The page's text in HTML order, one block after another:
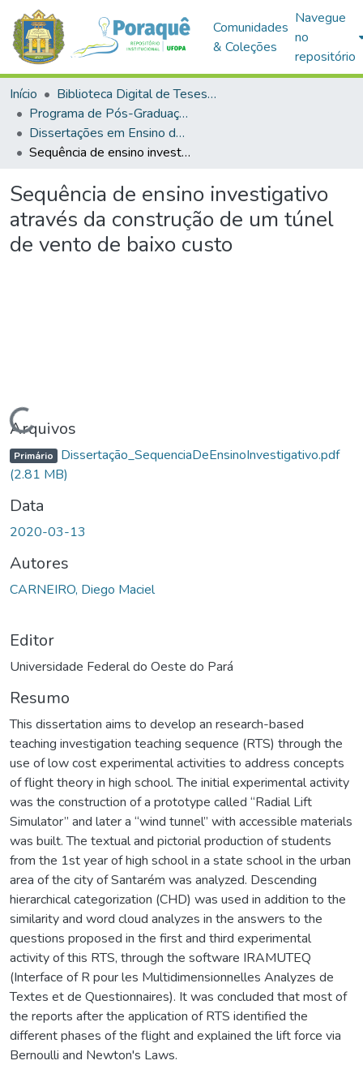
Comunidades
& Coleções
Navegue
no
repositório
Início
Biblioteca Digital de Teses e Dissertações (BDTD)
Programa de Pós-Graduação em Mestrado Nacional Profissional em Ensino de Física (MNPEF)
Dissertações em Ensino de Física (Mestrado Profissional)
Sequência de ensino investigativo através da construção de um túnel de vento de baixo custo
Sequência de ensino investigativo
através da construção de um túnel
de vento de baixo custo
Carregando...
Arquivos
Primário Dissertação_SequenciaDeEnsinoInvestigativo.pdf
(2.81 MB)
Data
2020-03-13
Autores
CARNEIRO, Diego Maciel
Editor
Universidade Federal do Oeste do Pará
Resumo
This dissertation aims to develop an research-based
teaching investigation teaching sequence (RTS) through the
use of low cost experimental activities to address concepts
of flight theory in high school. The initial experimental activity
was the construction of a prototype called “Radial Lift
Simulator” and later a “wind tunnel” with accessible materials
was built. The textual and pictorial production of students
from the 1st year of high school in a state school in the urban
area of the city of Santarém was analyzed. Descending
hierarchical categorization (CHD) was used in addition to the
similarity and word cloud analyzes in the answers to the
questions proposed in the first and third experimental
activity of this RTS, through the software IRAMUTEQ
(Interface of R pour les Multidimensionnelles Analyzes de
Textes et de Questionnaires). It was concluded that most of
the reports after the application of RTS identified the
different phases of the flight and explained the lift force via
Bernoulli and Newton's Laws.